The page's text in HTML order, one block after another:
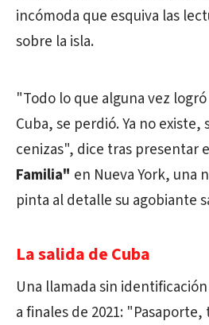
incómoda que esquiva las
sobre la isla.
"Todo lo que alguna vez
Cuba, se perdió. Ya no existe,
cenizas", dice tras presentar
Familia" en Nueva York, una
pinta al detalle su agobiante
La salida de Cuba
Una llamada sin
a finales de 2021: